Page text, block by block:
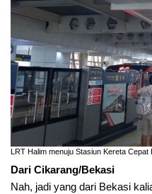
LRT Halim menuju Stasiun Kereta
Dari Cikarang/Bekasi
Nah, jadi yang dari Bekasi